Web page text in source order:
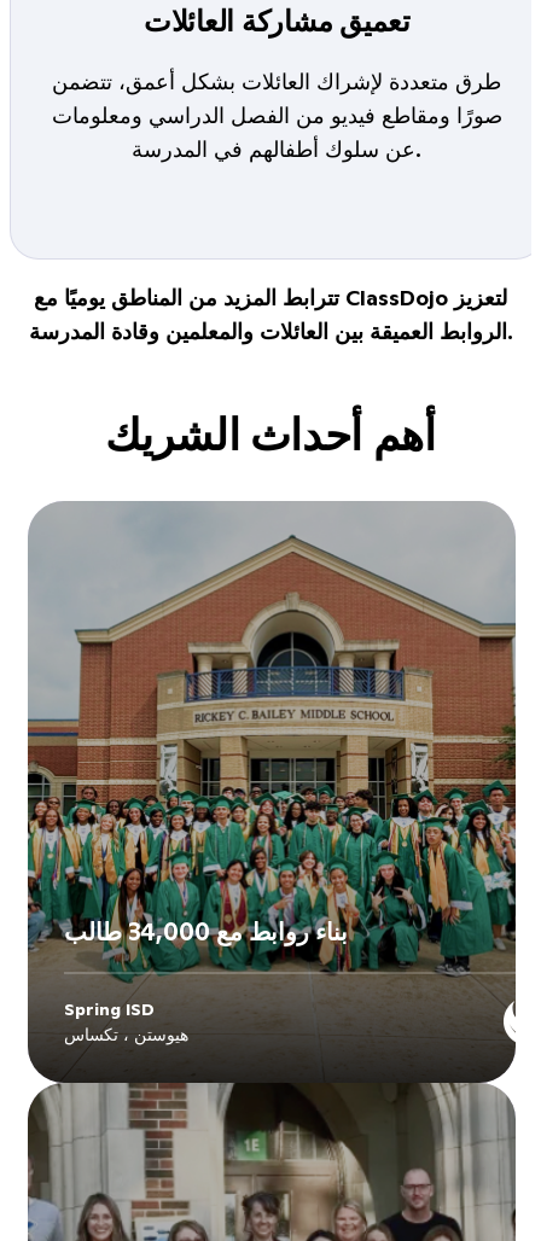
تعميق مشاركة العائلات
طرق متعددة لإشراك العائلات بشكل أعمق، تتضمن
صورًا ومقاطع فيديو من الفصل الدراسي ومعلومات
عن سلوك أطفالهم في المدرسة.
تترابط المزيد من المناطق يوميًا مع ClassDojo لتعزيز
الروابط العميقة بين العائلات والمعلمين وقادة المدرسة.
أهم أحداث الشريك
بناء روابط مع 34,000 طالب
Spring ISD
هيوستن ، تكساس
ExploreSpring ISD